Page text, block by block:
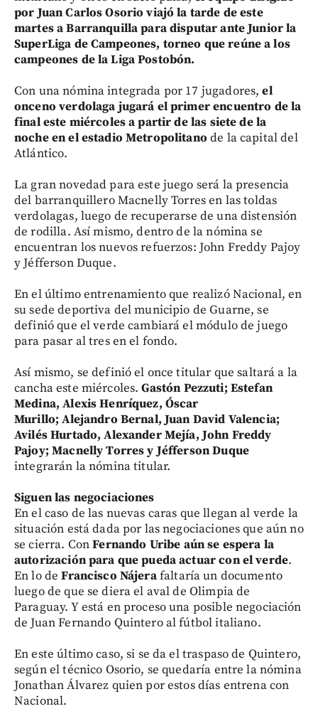
por Juan Carlos Osorio viajó la tarde de este
martes a Barranquilla para disputar ante Junior la
SuperLiga de Campeones, torneo que reúne a los
campeones de la Liga Postobón.
Con una nómina integrada por 17 jugadores,el
onceno verdolaga jugará el primer encuentro de la
final este miércoles a partir de las siete de la
noche en el estadio Metropolitano de la capital del
Atlántico.
La gran novedad para este juego será la presencia
del barranquillero Macnelly Torres en las toldas
verdolagas, luego de recuperarse de una distensión
de rodilla. Así mismo, dentro de la nómina se
encuentran los nuevos refuerzos: John Freddy Pajoy
y Jéfferson Duque.
En el último entrenamiento que realizó Nacional, en
su sede deportiva del municipio de Guarne, se
definió que el verde cambiará el módulo de juego
para pasar al tres en el fondo.
Así mismo, se definió el once titular que saltará a la
cancha este miércoles.Gastón Pezzuti; Estefan
Medina, Alexis Henríquez, Óscar
Murillo; Alejandro Bernal, Juan David Valencia;
Avilés Hurtado, Alexander Mejía, John Freddy
Pajoy; Macnelly Torres y Jéfferson Duque
integrarán la nómina titular.
Siguen las negociaciones
En el caso de las nuevas caras que llegan al verde la
situación está dada por las negociaciones que aún no
se cierra. ConFernando Uribe aún se espera la
autorización para que pueda actuar con el verde.
En lo deFrancisco Nájerafaltaría un documento
luego de que se diera el aval de Olimpia de
Paraguay. Y está en proceso una posible negociación
de Juan Fernando Quintero al fútbol italiano.
En este último caso, si se da el traspaso de Quintero,
según el técnico Osorio, se quedaría entre la nómina
Jonathan Álvarez quien por estos días entrena con
Nacional.